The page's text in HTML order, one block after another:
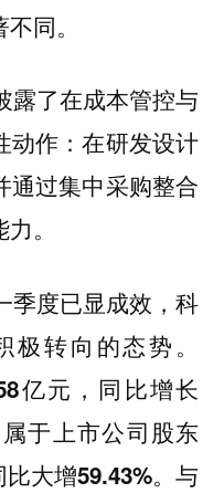
同。
露了在成本管控与
动作 ：在研发设计
通过集中采购整合
。
季度已显成效，科
转向的态势。
亿元 ，同比增长
于上市公司股东
大增59.43%。与